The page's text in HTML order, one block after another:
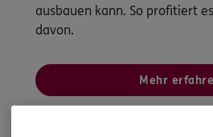
ausbauen kann. So profitiert
davon.
Mehr